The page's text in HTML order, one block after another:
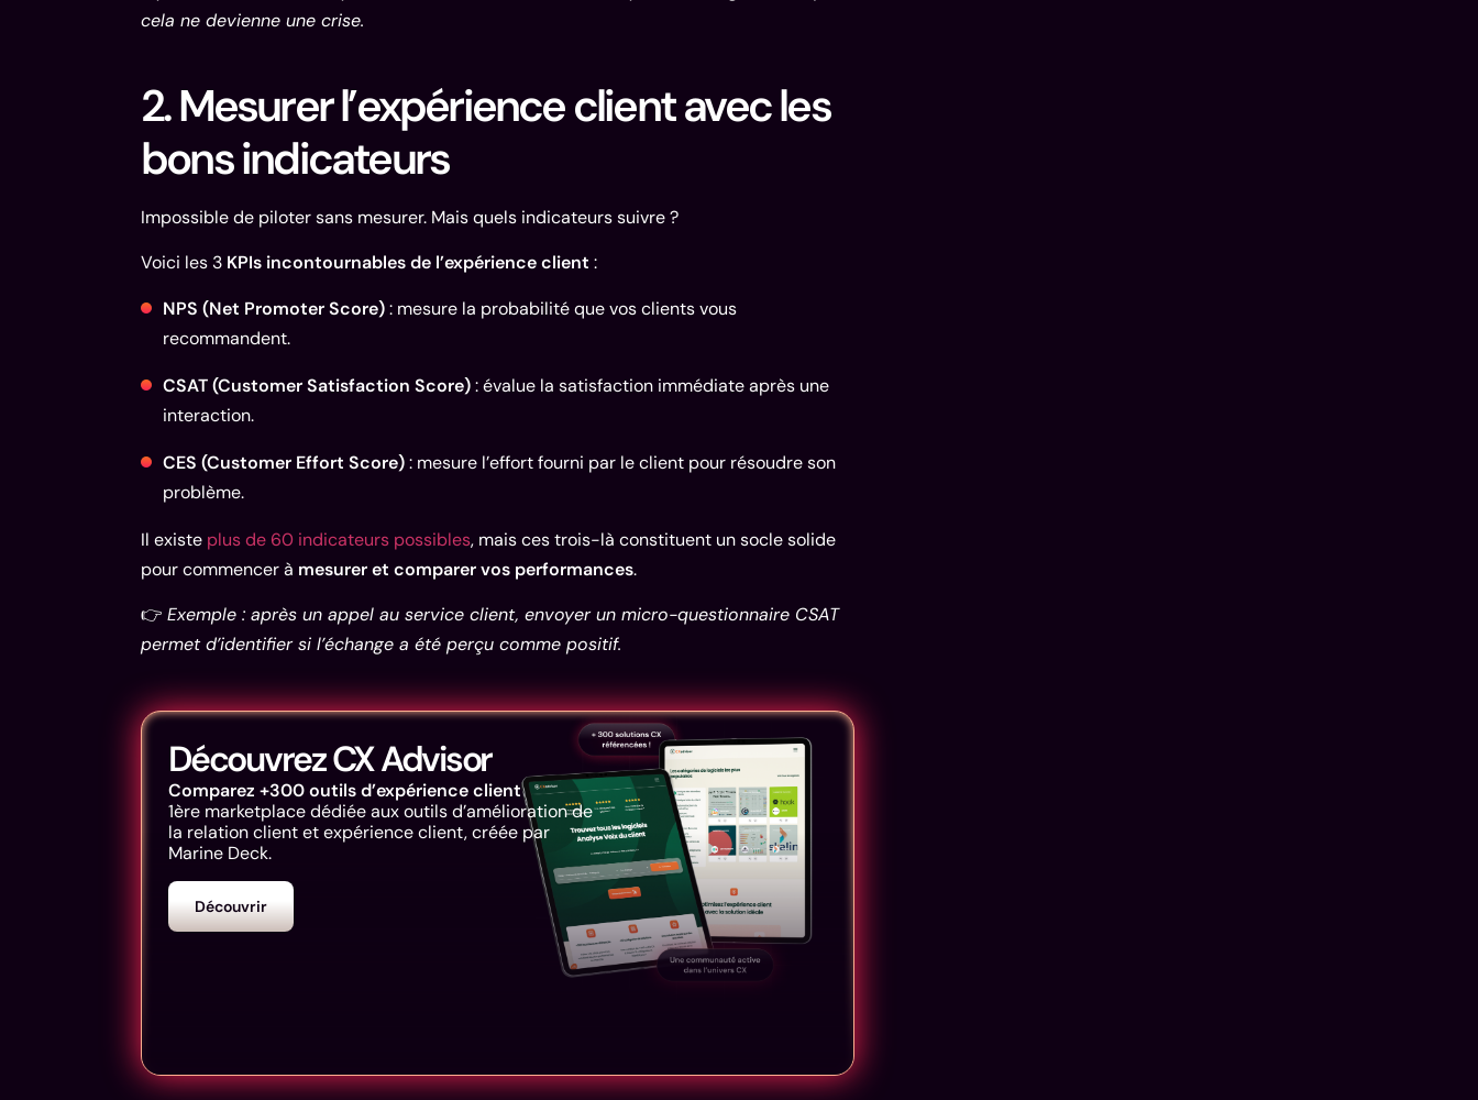
cela ne devienne une crise.
2. Mesurer l’expérience client avec les
bons indicateurs
Impossible de piloter sans mesurer. Mais quels indicateurs suivre ?
Voici les 3 KPIs incontournables de l’expérience client :
NPS (Net Promoter Score): mesure la probabilité que vos clients vous
recommandent.
CSAT (Customer Satisfaction Score): évalue la satisfaction immédiate après une
interaction.
CES (Customer Effort Score): mesure l’effort fourni par le client pour résoudre son
problème.
Il existe plus de 60 indicateurs possibles, mais ces trois-là constituent un socle solide
pour commencer à mesurer et comparer vos performances.
👉 Exemple : après un appel au service client, envoyer un micro-questionnaire CSAT
permet d’identifier si l’échange a été perçu comme positif.
Découvrez CX Advisor
Comparez +300 outils d’expérience client
1ère marketplace dédiée aux outils d’amélioration de
la relation client et expérience client, créée par
Marine Deck.
Découvrir